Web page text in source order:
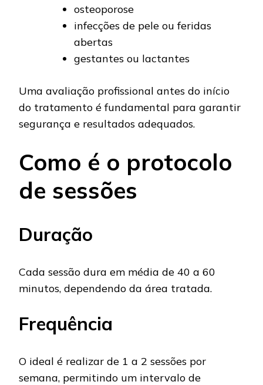
osteoporose
infecções de pele ou feridas
abertas
gestantes ou lactantes
Uma avaliação profissional antes do início
do tratamento é fundamental para garantir
segurança e resultados adequados.
Como é o protocolo
de sessões
Duração
Cada sessão dura em média de 40 a 60
minutos, dependendo da área tratada.
Frequência
O ideal é realizar de 1 a 2 sessões por
semana, permitindo um intervalo de